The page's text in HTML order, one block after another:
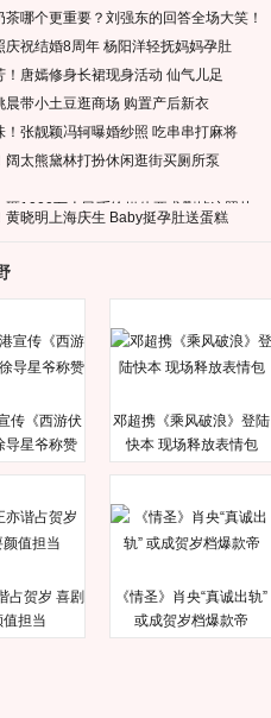
茶哪个更重要？刘强东的回答全场大笑！
庆祝结婚8周年 杨阳洋轻抚妈妈孕肚
！唐嫣修身长裙现身活动 仙气儿足
晨带小土豆逛商场 购置产后新衣
！张靓颖冯轲曝婚纱照 吃串串打麻将
阔太熊黛林打扮休闲逛街买厕所泵
砸1000万人民币给媒体要求删掉这照片
黄晓明上海庆生 Baby挺孕肚送蛋糕
传《西游伏
导星爷称赞
邓超携《乘风破浪》登陆
快本 现场释放表情包
占贺岁 喜剧
担当
《情圣》肖央“真诚出轨”
或成贺岁档爆款帝